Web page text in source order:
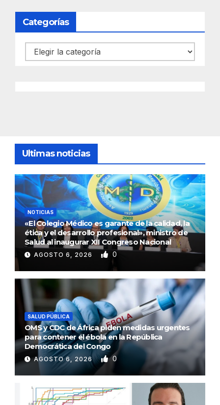
Categorías
Categorías
Ultimas noticias
NOTICIAS
«El Colegio Médico es garante de la calidad, la
ética y el desarrollo profesional», ministro de
Salud al inaugurar XII Congreso Nacional
AGOSTO 6, 2026 0
SALUD PÚBLICA
OMS y CDC de África piden medidas urgentes
para contener el ébola en la República
Democrática del Congo
AGOSTO 6, 2026 0